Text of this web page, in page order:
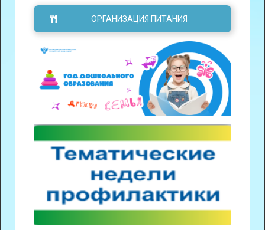
ОРГАНИЗАЦИЯ ПИТАНИЯ